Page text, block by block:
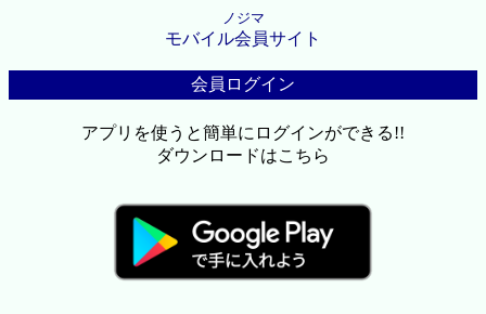
ノジマ
モバイル会員サイト
会員ログイン
アプリを使うと簡単にログインができる!!
ダウンロードはこちら